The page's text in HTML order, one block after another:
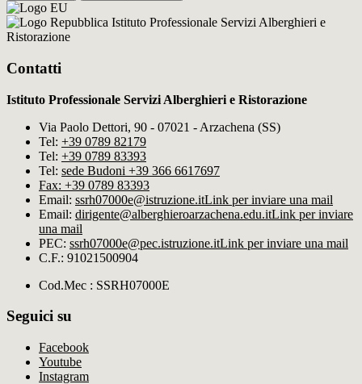
Istituto Professionale Servizi Alberghieri e
Ristorazione
Contatti
Istituto Professionale Servizi Alberghieri e Ristorazione
Via Paolo Dettori, 90 - 07021 - Arzachena (SS)
Tel: +39 0789 82179
Tel: +39 0789 83393
Tel: sede Budoni +39 366 6617697
Fax: +39 0789 83393
Email: ssrh07000e@istruzione.itLink per inviare una mail
Email: dirigente@alberghieroarzachena​.edu.itLink per inviare
una mail
PEC: ssrh07000e@pec.istruzione.itLink per inviare una mail
C.F.: 91021500904
Cod.Mec : SSRH07000E
Seguici su
Facebook
Youtube
Instagram